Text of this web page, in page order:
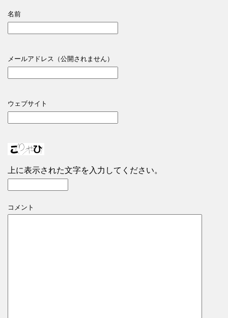
名前
メールアドレス（公開されません）
ウェブサイト
上に表示された文字を入力してください。
コメント